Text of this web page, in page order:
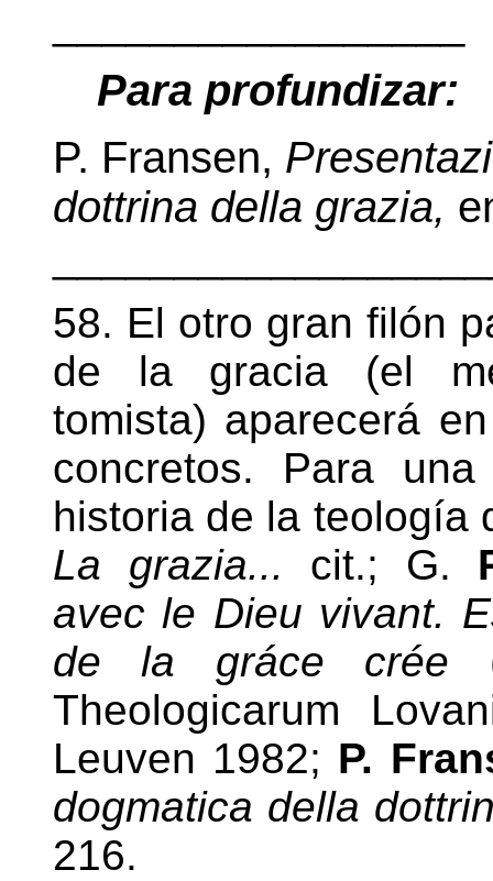
Para profundizar:
P. Fransen,
dottrina della grazia,
58. El otro gran filón
de la gracia (el
tomista) aparecerá
concretos. Para
historia de la teología
La grazia... cit.; G.
avec le Dieu vivant.
de la gráce crée
Theologicarum
Leuven 1982; P.
dogmatica della
216.